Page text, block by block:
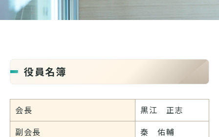
役員名簿
会長 黒江 正志
副会長 秦 佑輔